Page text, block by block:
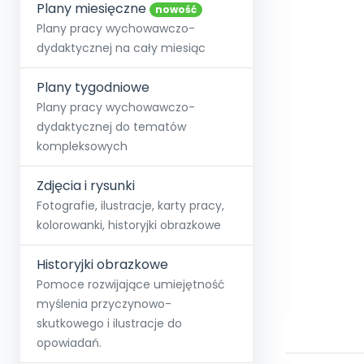
Społeczność
+48 12 631 04 10
kontakt@blizejprzedszkola.pl
O miesięczniku
Strona główna
O Akademii
Akademia
Poznaj pakiet MAX
Testuj przez 7 dni Pełen
Wszystkie projekty
Skontaktuj się
Dodaj wpis
Plany miesięczne nowość
Plany pracy wychowawczo-
dydaktycznej na cały miesiąc
Plany tygodniowe
Plany pracy wychowawczo-
dydaktycznej do tematów
kompleksowych
Zdjęcia i rysunki
Fotografie, ilustracje, karty pracy,
kolorowanki, historyjki obrazkowe
Historyjki obrazkowe
Pomoce rozwijające umiejętność
myślenia przyczynowo-
skutkowego i ilustracje do
opowiadań.